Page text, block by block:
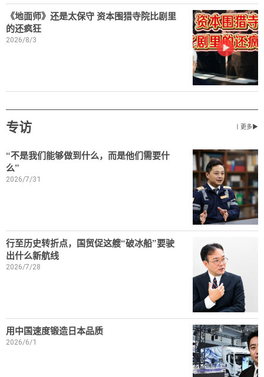
《地面师》还是太保守 资本围猎寺院比剧里
的还疯狂
2026/8/3
专访 丨更多▶
“不是我们能够做到什么，而是他们需要什
么”
2026/7/31
行至历史转折点，国贸促这艘“破冰船”要驶
出什么新航线
2026/7/28
用中国速度锻造日本品质
2026/6/1